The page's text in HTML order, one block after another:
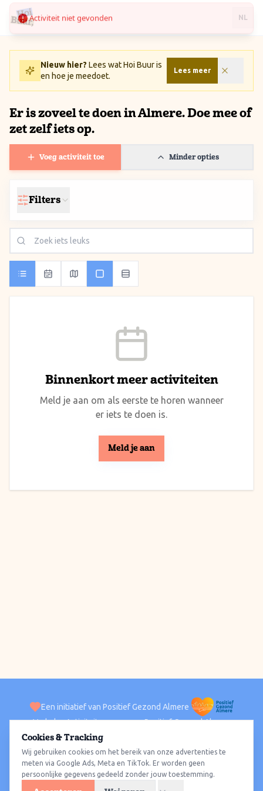
Ga naar inhoud / Skip to content
NL
Nieuw hier? Lees wat Hoi Buur is
en hoe je meedoet.
Lees meer
Er is zoveel te doen in Almere. Doe mee of
zet zelf iets op.
Voeg activiteit toe Minder opties
Filters
Binnenkort meer activiteiten
Meld je aan om als eerste te horen wanneer
er iets te doen is.
Meld je aan
Een initiatief van Positief Gezond Almere
VerhalenActiviteiten Positief Gezond Almere
ACTIVITEITEN PER WIJK
Alle wijkenAlmere HavenAlmere StadAlmere BuitenAlmere Poort
Almere HoutAlmere OosterwoldWat te doen
Cookies & Tracking
Wij gebruiken cookies om het bereik van onze advertenties te
meten via Google Ads, Meta en TikTok. Er worden geen
persoonlijke gegevens gedeeld zonder jouw toestemming.